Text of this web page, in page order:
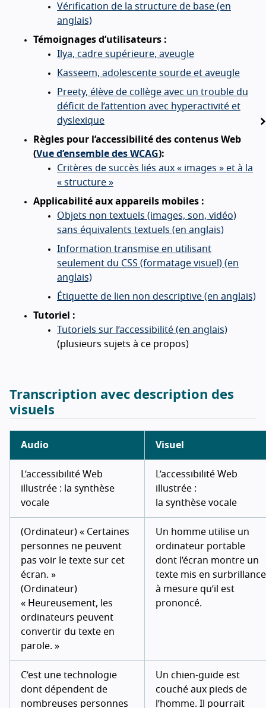
Vérification de la structure de base (en
anglais)
Témoignages d’utilisateurs :
Ilya, cadre supérieure, aveugle
Kasseem, adolescente sourde et aveugle
Preety, élève de collège avec un trouble du
déficit de l’attention avec hyperactivité et
dyslexique
Règles pour l’accessibilité des contenus Web
(Vue d’ensemble des WCAG):
Critères de succès liés aux « images » et à la
« structure »
Applicabilité aux appareils mobiles :
Objets non textuels (images, son, vidéo)
sans équivalents textuels (en anglais)
Information transmise en utilisant
seulement du CSS (formatage visuel) (en
anglais)
Étiquette de lien non descriptive (en anglais)
Tutoriel :
Tutoriels sur l’accessibilité (en anglais)
(plusieurs sujets à ce propos)
Transcription avec description des
visuels
Audio Visuel
L’accessibilité Web
illustrée : la synthèse
vocale
L’accessibilité Web
illustrée :
la synthèse vocale
(Ordinateur) « Certaines
personnes ne peuvent
pas voir le texte sur cet
écran. »
(Ordinateur)
« Heureusement, les
ordinateurs peuvent
convertir du texte en
parole. »
Un homme utilise un
ordinateur portable
dont l’écran montre un
texte mis en surbrillance
à mesure qu’il est
prononcé.
C’est une technologie
dont dépendent de
nombreuses personnes
Un chien-guide est
couché aux pieds de
l’homme. Il pourrait